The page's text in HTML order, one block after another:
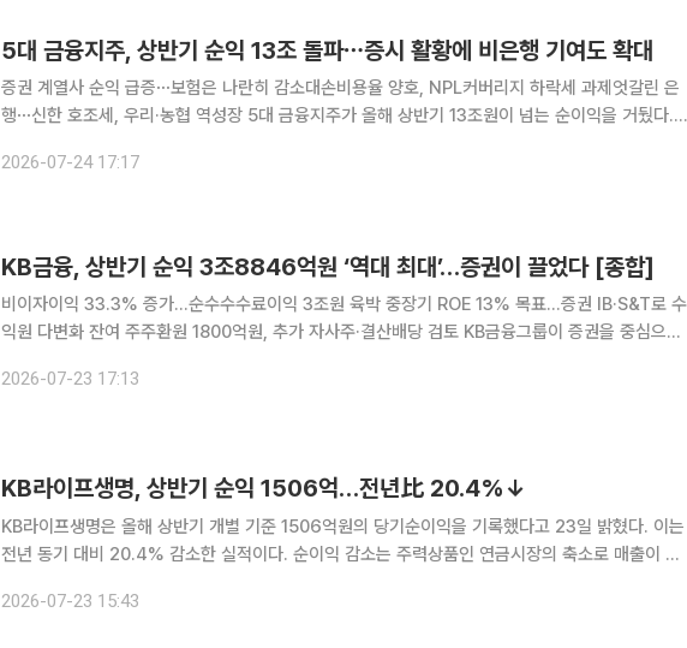
5대 금융지주, 상반기 순익 13조 돌파⋯증시 활황에 비은행 기여도 확대
증권 계열사 순익 급증⋯보험은 나란히 감소대손비용율 양호, NPL커버리지 하락세 과제엇갈린 은
행⋯신한 호조세, 우리·농협 역성장 5대 금융지주가 올해 상반기 13조원이 넘는 순이익을 거뒀다.
다. 24일 금융권에 따르면 5대 금융지주(KB·신한·하나·우리·NH
2026-07-24 17:17
KB금융, 상반기 순익 3조8846억원 ‘역대 최대’…증권이 끌었다 [종합]
비이자이익 33.3% 증가…순수수수료이익 3조원 육박 중장기 ROE 13% 목표…증권 IB·S&T로 수
익원 다변화 잔여 주주환원 1800억원, 추가 자사주·결산배당 검토 KB금융그룹이 증권을 중심으로
유지된 가운데 자본시장 호조로 수수료이익이 크게 늘면서 그룹
2026-07-23 17:13
KB라이프생명, 상반기 순익 1506억…전년比 20.4%↓
KB라이프생명은 올해 상반기 개별 기준 1506억원의 당기순이익을 기록했다고 23일 밝혔다. 이는
전년 동기 대비 20.4% 감소한 실적이다. 순이익 감소는 주력상품인 연금시장의 축소로 매출이 부
다. 구체적으로 상반기 보험영업손익은 1276억원으로 전년 동기
2026-07-23 15:43